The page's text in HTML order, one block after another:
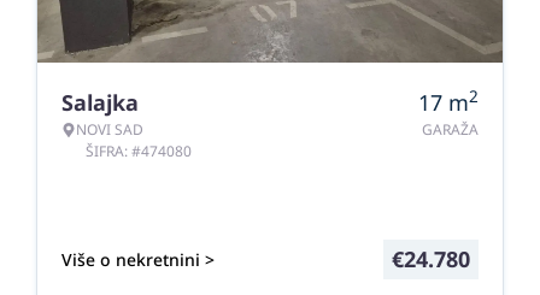
Salajka
NOVI SAD
ŠIFRA: #474080
17 m2
GARAŽA
Više o nekretnini > €24.780